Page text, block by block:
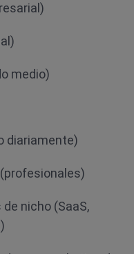
medio)
diariamente)
nicho (SaaS,